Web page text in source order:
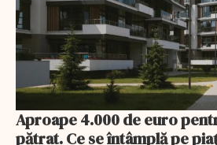
Aproape 4.000 de euro
pătrat. Ce se întâmplă pe